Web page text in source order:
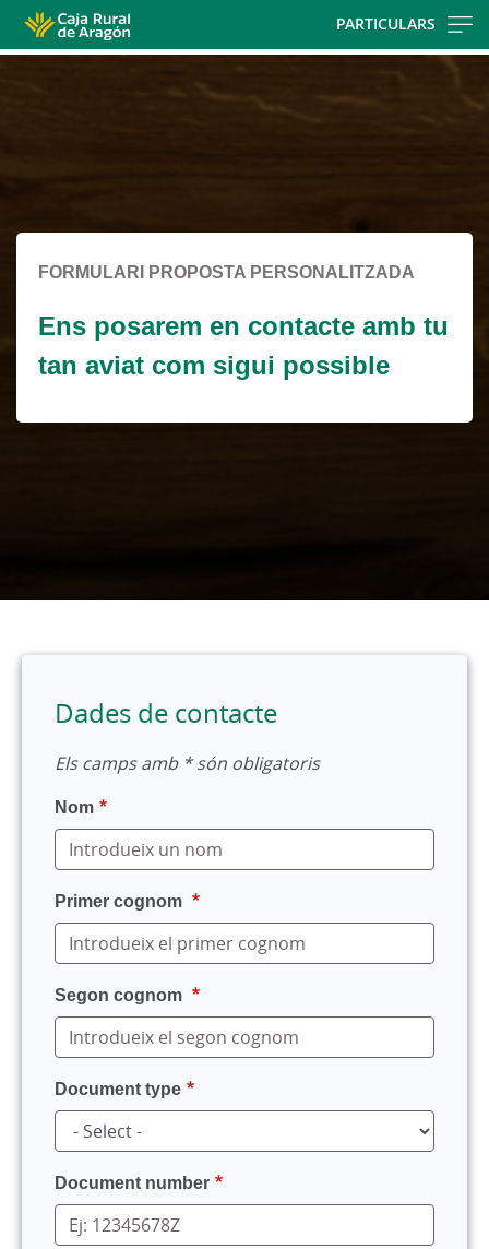
contentt
PARTICULARS
FORMULARI PROPOSTA PERSONALITZADA
Ens posarem en contacte amb tu
tan aviat com sigui possible
Dades de contacte
Els camps amb * són obligatoris
Nom
Primer cognom
Segon cognom
Document type
Document number